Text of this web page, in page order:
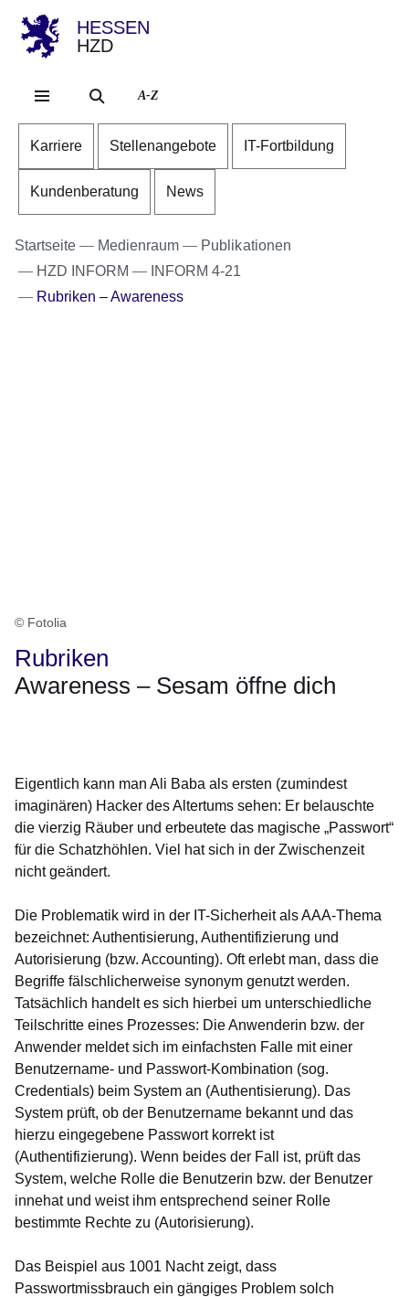
HESSEN
HZD
A-Z
Karriere Stellenangebote IT-Fortbildung
Kundenberatung News
Startseite Medienraum
Publikationen
HZD INFORM
INFORM 4-21
Rubriken – Awareness
© Fotolia
Rubriken
Awareness – Sesam öffne dich
Eigentlich kann man Ali Baba als ersten (zumindest
imaginären) Hacker des Altertums sehen: Er belauschte
die vierzig Räuber und erbeutete das magische „Passwort“
für die Schatzhöhlen. Viel hat sich in der Zwischenzeit
nicht geändert.
Die Problematik wird in der IT-Sicherheit als AAA-Thema
bezeichnet: Authentisierung, Authentifizierung und
Autorisierung (bzw. Accounting). Oft erlebt man, dass die
Begriffe fälschlicherweise synonym genutzt werden.
Tatsächlich handelt es sich hierbei um unterschiedliche
Teilschritte eines Prozesses: Die Anwenderin bzw. der
Anwender meldet sich im einfachsten Falle mit einer
Benutzername- und Passwort-Kombination (sog.
Credentials) beim System an (Authentisierung). Das
System prüft, ob der Benutzername bekannt und das
hierzu eingegebene Passwort korrekt ist
(Authentifizierung). Wenn beides der Fall ist, prüft das
System, welche Rolle die Benutzerin bzw. der Benutzer
innehat und weist ihm entsprechend seiner Rolle
bestimmte Rechte zu (Autorisierung).
Das Beispiel aus 1001 Nacht zeigt, dass
Passwortmissbrauch ein gängiges Problem solch